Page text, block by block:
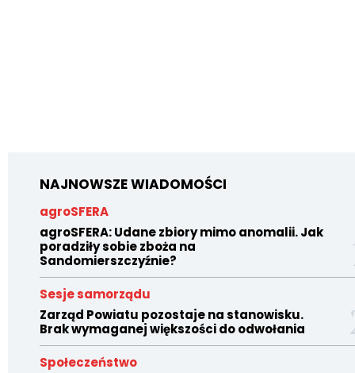
NAJNOWSZE WIADOMOŚCI
agroSFERA
agroSFERA: Udane zbiory mimo anomalii. Jak
poradziły sobie zboża na
Sandomierszczyźnie?
Sesje samorządu
Zarząd Powiatu pozostaje na stanowisku.
Brak wymaganej większości do odwołania
Społeczeństwo